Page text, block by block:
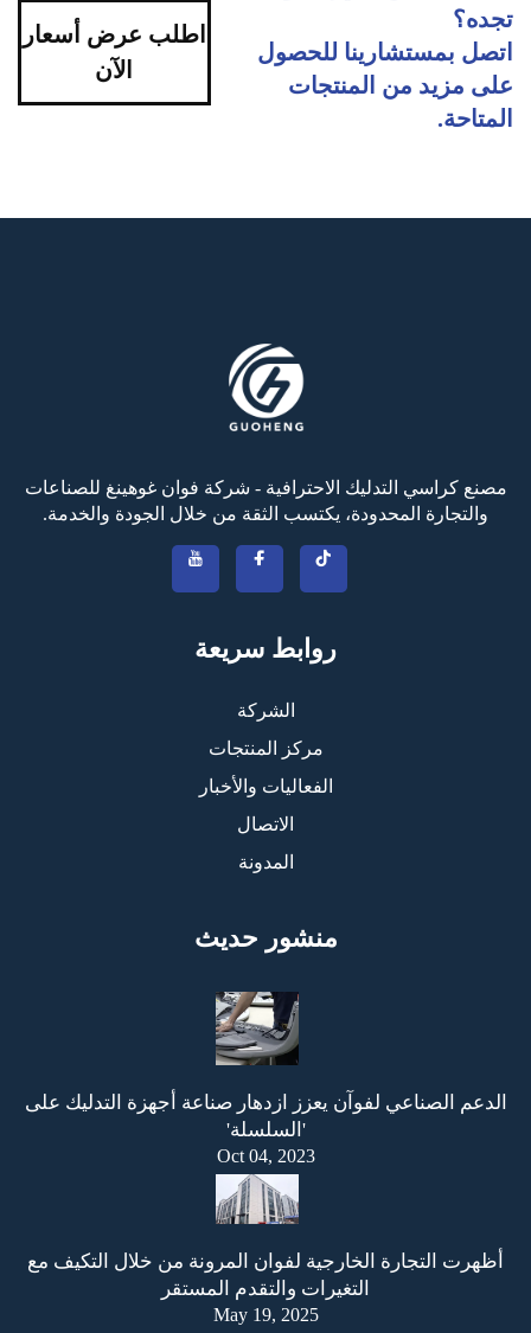
تجده؟
اتصل بمستشارينا للحصول
على مزيد من المنتجات
المتاحة.
اطلب عرض أسعار
الآن
مصنع كراسي التدليك الاحترافية - شركة فوان غوهينغ للصناعات
والتجارة المحدودة، يكتسب الثقة من خلال الجودة والخدمة.
روابط سريعة
الشركة
مركز المنتجات
الفعاليات والأخبار
الاتصال
المدونة
منشور حديث
الدعم الصناعي لفوآن يعزز ازدهار صناعة أجهزة التدليك على
'السلسلة'
Oct 04, 2023
أظهرت التجارة الخارجية لفوان المرونة من خلال التكيف مع
التغيرات والتقدم المستقر
May 19, 2025